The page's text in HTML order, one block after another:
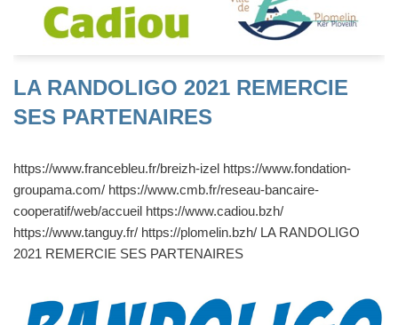
LA RANDOLIGO 2021 REMERCIE
SES PARTENAIRES
https://www.francebleu.fr/breizh-izel https://www.fondation-
groupama.com/ https://www.cmb.fr/reseau-bancaire-
cooperatif/web/accueil https://www.cadiou.bzh/
https://www.tanguy.fr/ https://plomelin.bzh/ LA RANDOLIGO
2021 REMERCIE SES PARTENAIRES